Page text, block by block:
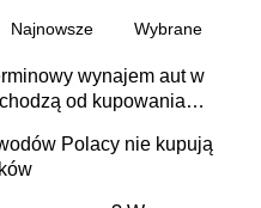
Najnowsze Wybrane
wynajem aut w
od kupowania
Polacy nie kupują